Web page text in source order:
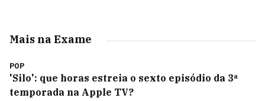
Mais na Exame
POP
'Silo': que horas estreia o sexto episódio da 3ª
temporada na Apple TV?